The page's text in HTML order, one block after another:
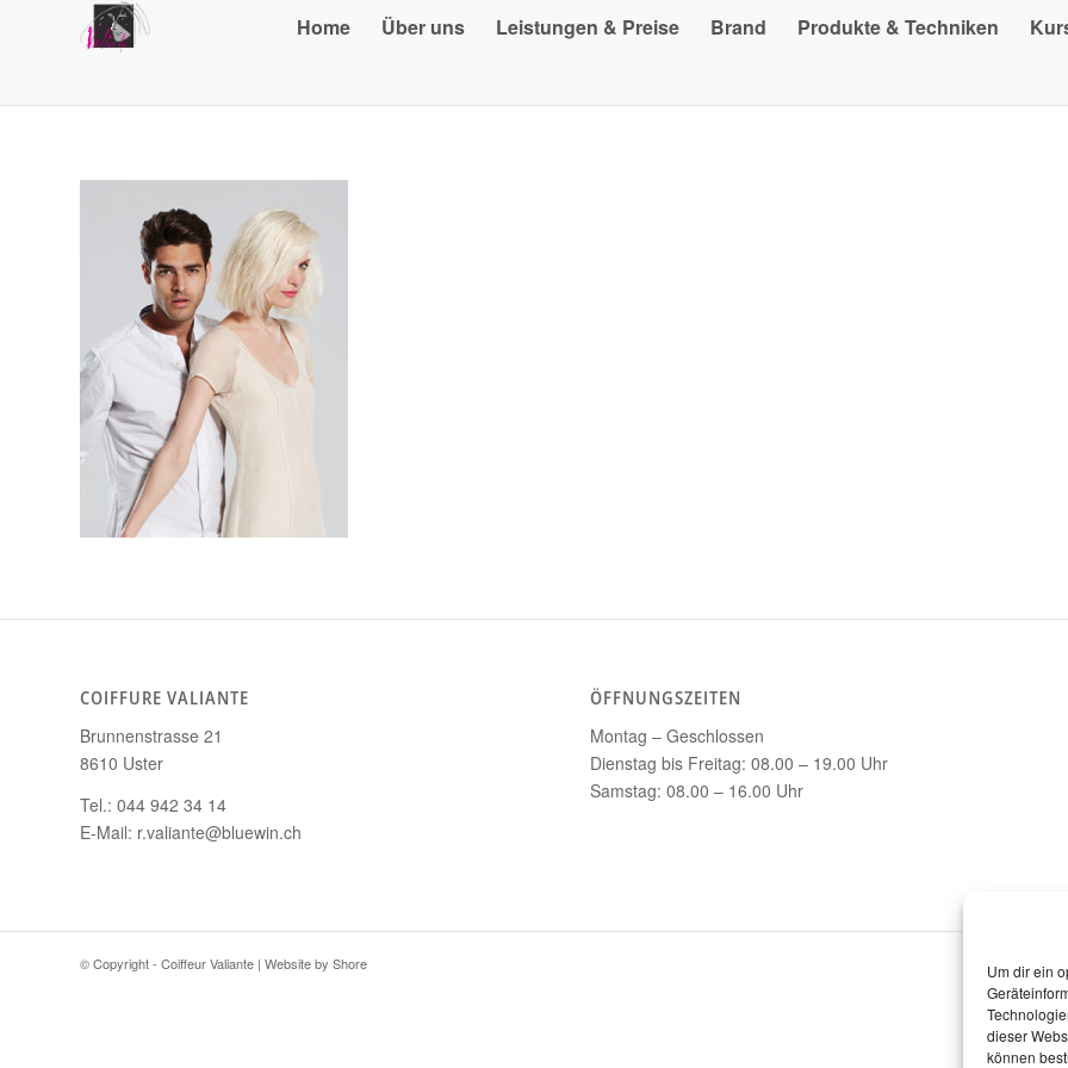
Um dir ein
dieser
können
Home Über uns Leistungen & Preise Brand Produkte & Techniken
COIFFURE VALIANTE
Brunnenstrasse 21
8610 Uster
Tel.: 044 942 34 14
E-Mail: r.valiante@bluewin.ch
ÖFFNUNGSZEITEN
Montag – Geschlossen
Dienstag bis Freitag: 08.00 – 19.00 Uhr
Samstag: 08.00 – 16.00 Uhr
© Copyright - Coiffeur Valiante | Website by Shore